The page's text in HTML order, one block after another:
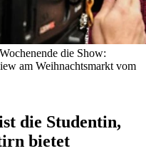
die Show:
am Weihnachtsmarkt vom
die Studentin,
bietet